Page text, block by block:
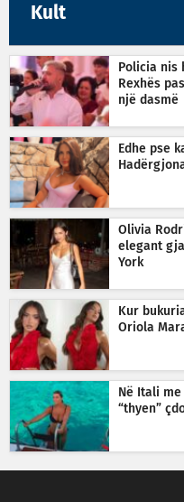
Kult
Policia nis
Rexhës
një dasmë
Edhe pse
Olivia
elegant
York
Kur
Oriola
Në Itali me
“thyen”